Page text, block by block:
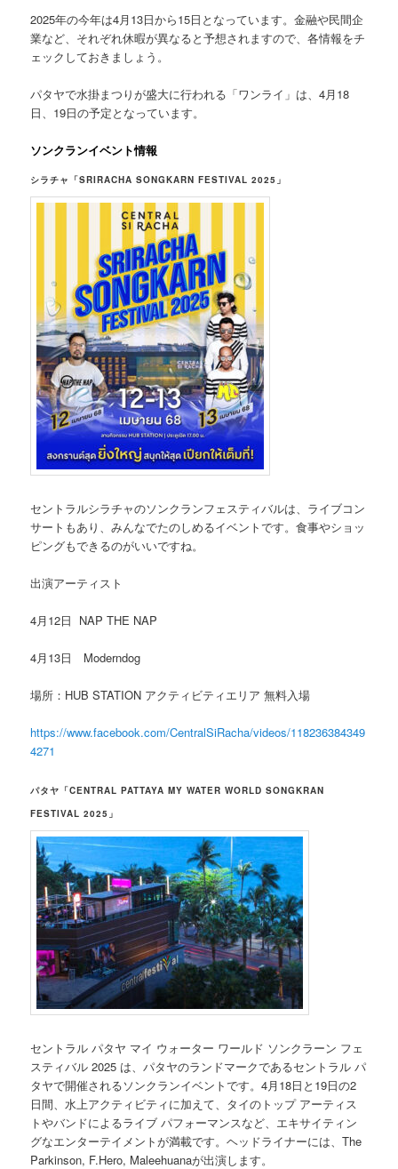
2025年の今年は4月13日から15日となっています。金融や民間企
業など、それぞれ休暇が異なると予想されますので、各情報をチ
ェックしておきましょう。
パタヤで水掛まつりが盛大に行われる「ワンライ」は、4月18
日、19日の予定となっています。
ソンクランイベント情報
シラチャ「SRIRACHA SONGKARN FESTIVAL 2025」
セントラルシラチャのソンクランフェスティバルは、ライブコン
サートもあり、みんなでたのしめるイベントです。食事やショッ
ピングもできるのがいいですね。
出演アーティスト
4月12日 NAP THE NAP
4月13日 Moderndog
場所：HUB STATION アクティビティエリア 無料入場
https://www.facebook.com/CentralSiRacha/videos/118236384349
4271
パタヤ「CENTRAL PATTAYA MY WATER WORLD SONGKRAN
FESTIVAL 2025」
セントラル パタヤ マイ ウォーター ワールド ソンクラーン フェ
スティバル 2025 は、パタヤのランドマークであるセントラル パ
タヤで開催されるソンクランイベントです。4月18日と19日の2
日間、水上アクティビティに加えて、タイのトップ アーティス
トやバンドによるライブ パフォーマンスなど、エキサイティン
グなエンターテイメントが満載です。ヘッドライナーには、The
Parkinson, F.Hero, Maleehuanaが出演します。